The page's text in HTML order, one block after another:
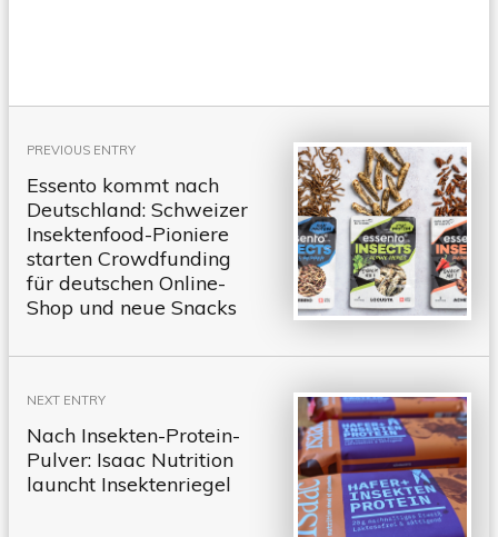
PREVIOUS ENTRY
Essento kommt nach
Deutschland: Schweizer
Insektenfood-Pioniere
starten Crowdfunding
für deutschen Online-
Shop und neue Snacks
NEXT ENTRY
Nach Insekten-Protein-
Pulver: Isaac Nutrition
launcht Insektenriegel